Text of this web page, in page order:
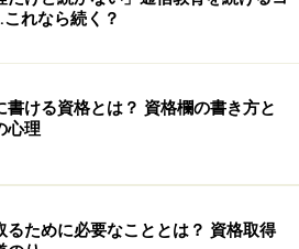
試験だろう、とネットで調べまし
、サンプル問題があり、試しに
が多かったんです。しかも、過去
識で十分対処できそうだと感じた
た。
手にまじって受験されることに
れなら続く？
書ける資格とは？ 資格欄の書き方と
心理
るために必要なこととは？ 資格取得